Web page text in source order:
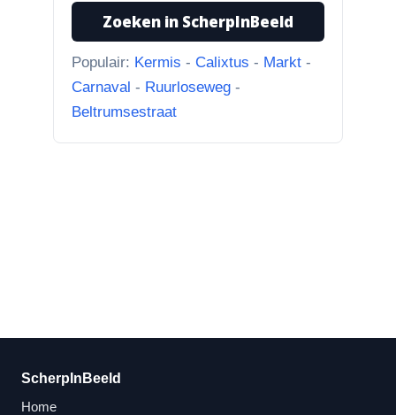
Zoeken in ScherpInBeeld
Populair: Kermis - Calixtus - Markt -
Carnaval - Ruurloseweg -
Beltrumsestraat
ScherpInBeeld
Home